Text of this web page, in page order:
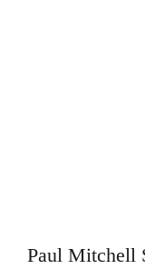
Paul Mitchell Super Strong Liquid